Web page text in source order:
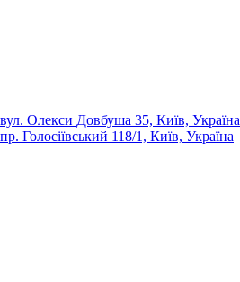
вул. Олекси Довбуша 35, Київ, Україна
пр. Голосіївський 118/1, Київ, Україна